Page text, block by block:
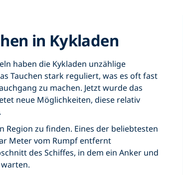
in Kykladen
haben die Kykladen unzählige
Tauchen stark reguliert, was es oft fast
zu machen. Jetzt wurde das
neue Möglichkeiten, diese relativ
Region zu finden. Eines der beliebtesten
Meter vom Rumpf entfernt
des Schiffes, in dem ein Anker und